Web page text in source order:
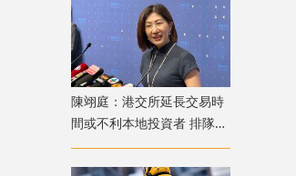
陳翊庭：港交所延長交易時
間或不利本地投資者 排隊上
市公司數量創新高